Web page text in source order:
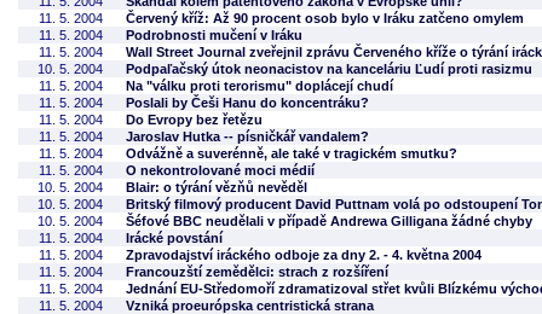
11. 5. 2004
Červený kříž: Až 90 procent osob bylo v Iráku zatčeno omylem
11. 5. 2004
Podrobnosti mučení v Iráku
11. 5. 2004
Wall Street Journal zveřejnil zprávu Červeného kříže o týrání
10. 5. 2004
Podpaľačský útok neonacistov na kanceláriu Ľudí proti rasizmu
11. 5. 2004
Na "válku proti terorismu" doplácejí chudí
11. 5. 2004
Poslali by Češi Hanu do koncentráku?
11. 5. 2004
Do Evropy bez řetězu
11. 5. 2004
Jaroslav Hutka -- písničkář vandalem?
11. 5. 2004
Odvážně a suverénně, ale také v tragickém smutku?
11. 5. 2004
O nekontrolované moci médií
10. 5. 2004
Blair: o týrání vězňů nevěděl
10. 5. 2004
Britský filmový producent David Puttnam volá po odstoupení
10. 5. 2004
Šéfové BBC neudělali v případě Andrewa Gilligana žádné chyby
11. 5. 2004
Irácké povstání
11. 5. 2004
Zpravodajství iráckého odboje za dny 2. - 4. května 2004
11. 5. 2004
Francouzští zemědělci: strach z rozšíření
11. 5. 2004
Jednání EU-Středomoří zdramatizoval střet kvůli Blízkému
11. 5. 2004
Vzniká proeurópska centristická strana